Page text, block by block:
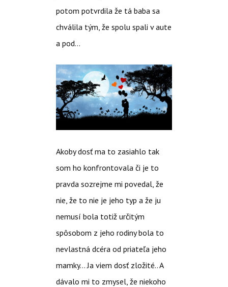
potom potvrdila že tá baba sa
chválila tým, že spolu spali v aute
a pod…
Akoby dosť ma to zasiahlo tak
som ho konfrontovala či je to
pravda sozrejme mi povedal, že
nie, že to nie je jeho typ a že ju
nemusí bola totiž určitým
spôsobom z jeho rodiny bola to
nevlastná dcéra od priateľa jeho
mamky… Ja viem dosť zložité.. A
dávalo mi to zmysel, že niekoho